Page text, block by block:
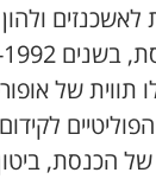
לאשכנזים
תווית של
לקידום
של הכנסת,